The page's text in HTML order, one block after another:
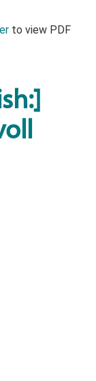
to view PDF